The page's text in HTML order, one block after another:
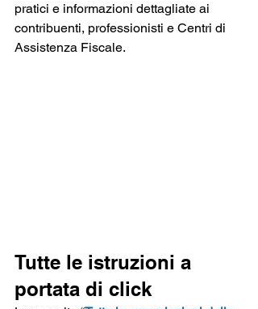
pratici e informazioni dettagliate ai
contribuenti, professionisti e Centri di
Assistenza Fiscale.
Tutte le istruzioni a
portata di click